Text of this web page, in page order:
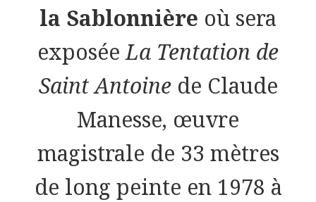
la Sablonnière où sera
exposéeLa Tentation de
Saint Antoinede Claude
Manesse, œuvre
magistrale de 33 mètres
de long peinte en 1978 à